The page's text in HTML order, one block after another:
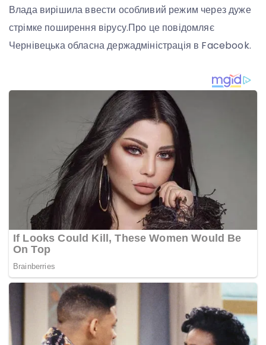
Влада вирішила ввести особливий режим через дуже
стрімке поширення вірусу.Про це повідомляє
Чернівецька обласна держадміністрація в Facebook.